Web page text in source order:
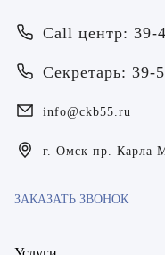
Call центр: 39-
Секретарь: 39-
info@ckb55.ru
г. Омск пр. Карла
ЗАКАЗАТЬ ЗВОНОК
Врач
Байрамов Рустем
Батяева Екатерина
Билер Янина
Богаевская Марина
Я даю согласие
Я даю согласие на